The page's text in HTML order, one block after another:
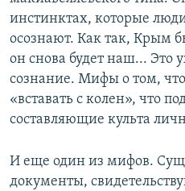
инстинктах, которые
осознают. Как так, Крым
он снова будет наш... Это
сознание. Мифы о том,
«вставать с колен», что
составляющие культа
И еще один из мифов.
документы,